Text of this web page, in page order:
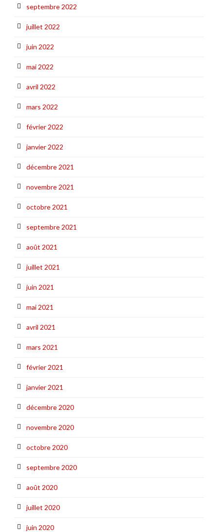
septembre 2022
juillet 2022
juin 2022
mai 2022
avril 2022
mars 2022
février 2022
janvier 2022
décembre 2021
novembre 2021
octobre 2021
septembre 2021
août 2021
juillet 2021
juin 2021
mai 2021
avril 2021
mars 2021
février 2021
janvier 2021
décembre 2020
novembre 2020
octobre 2020
septembre 2020
août 2020
juillet 2020
juin 2020